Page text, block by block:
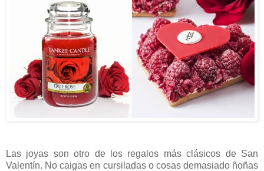
Las joyas son otro de los regalos más clásicos de San
Valentín. No caigas en cursiladas o cosas demasiado ñoñas